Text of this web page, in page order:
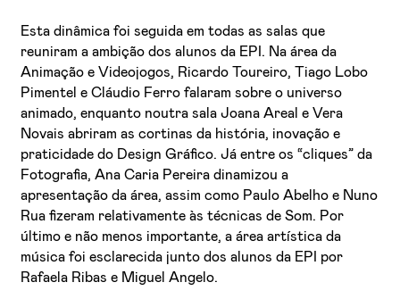
Esta dinâmica foi seguida em todas as salas que
reuniram a ambição dos alunos da EPI. Na área da
Animação e Videojogos, Ricardo Toureiro, Tiago Lobo
Pimentel e Cláudio Ferro falaram sobre o universo
animado, enquanto noutra sala Joana Areal e Vera
Novais abriram as cortinas da história, inovação e
praticidade do Design Gráfico. Já entre os “cliques” da
Fotografia, Ana Caria Pereira dinamizou a
apresentação da área, assim como Paulo Abelho e Nuno
Rua fizeram relativamente às técnicas de Som. Por
último e não menos importante, a área artística da
música foi esclarecida junto dos alunos da EPI por
Rafaela Ribas e Miguel Angelo.